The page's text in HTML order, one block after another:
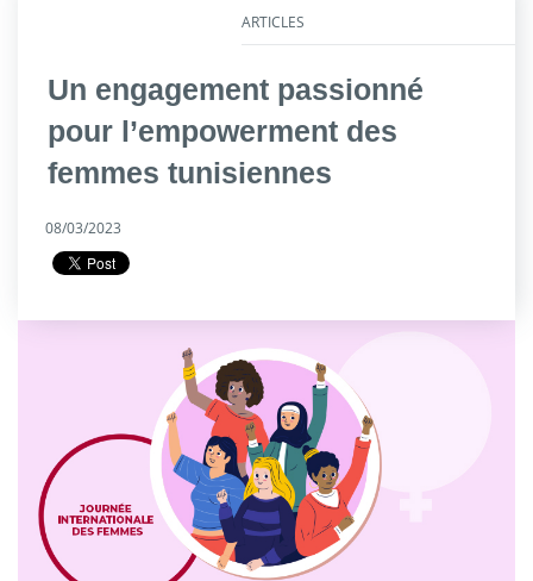
ARTICLES
Un engagement passionné
pour l’empowerment des
femmes tunisiennes
08/03/2023